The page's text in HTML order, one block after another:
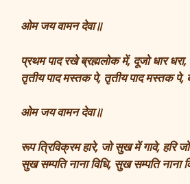
ओम जय वामन देवा॥
प्रथम पाद रखे ब्रह्मलोक में, दूजो धार धरा,
तृतीय पाद मस्तक पे, तृतीय पाद मस्तक पे,
ओम जय वामन देवा॥
रूप त्रिविक्रम हारे, जो सुख में गावे, हरि
सुख सम्पति नाना विधि, सुख सम्पति नाना